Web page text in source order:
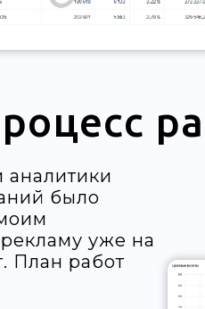
аналитики
было
уже на
План работ